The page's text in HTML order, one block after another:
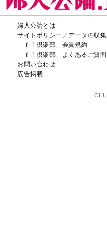
婦人公論とは
サイトポリシー／データの収
「ｆｆ倶楽部」会員規約
「ｆｆ倶楽部」よくあるご質問
お問い合わせ
広告掲載